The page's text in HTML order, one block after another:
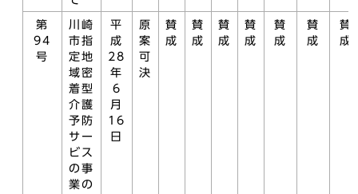
第
94
号
川崎
市指
定地
域密
着型
介護
予防
サー
ビス
の事
業の
平
成
28
年
6
月
16
日
原
案
可
決
賛
成
賛
成
賛
成
賛
成
賛
成
賛
成
賛
成